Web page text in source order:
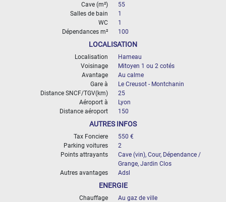
Cave (m²)
55
Salles de bain
1
WC
1
Dépendances m²
100
LOCALISATION
Localisation
Hameau
Voisinage
Mitoyen 1 ou 2 cotés
Avantage
Au calme
Gare à
Le Creusot - Montchanin
Distance SNCF/TGV(km)
25
Aéroport à
Lyon
Distance aéroport
150
AUTRES INFOS
Tax Fonciere
550 €
Parking voitures
2
Points attrayants
Cave (vin), Cour, Dépendance /
Grange, Jardin Clos
Autres avantages
Adsl
ENERGIE
Chauffage
Au gaz de ville